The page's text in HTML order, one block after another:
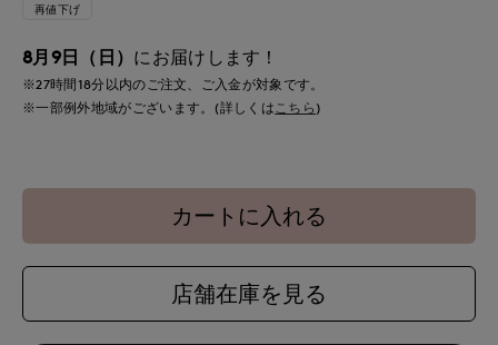
再値下げ
8月9日（日） にお届けします！
※27時間18分以内のご注文、ご入金が対象です。
※一部例外地域がございます。(詳しくはこちら )
カートに入れる
店舗在庫を見る